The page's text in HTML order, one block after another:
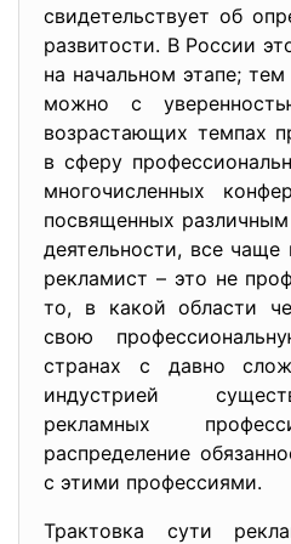
свидетельствует об
развитости. В России
на начальном этапе;
можно с
возрастающих темпах
в сферу
многочисленных
посвященных
деятельности, все
рекламист – это не
то, в какой области
свою
странах с давно
индустрией
рекламных
распределение
с этими профессиями.
Трактовка сути